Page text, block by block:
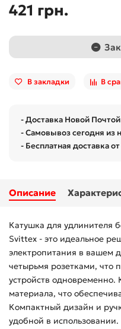
421 грн.
В закладки В
- Доставка Новой
- Самовывоз сегодня из
- Бесплатная доставка
Описание
Катушка для удлинителя
Svittex - это идеальное
электропитания в вашем
четырьмя розетками, что
устройств одновременно.
материала, что
Компактный дизайн и
удобной в